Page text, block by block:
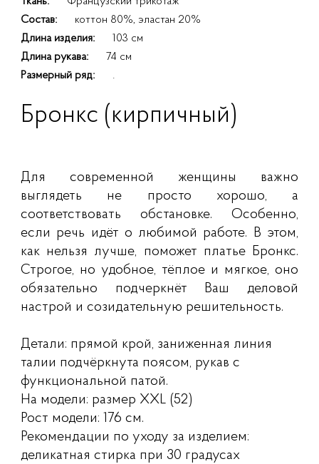
Состав:
коттон 80%, эластан 20%
Длина изделия:
103 см
Длина рукава:
74 см
Размерный ряд:
.
Бронкс (кирпичный)
Для современной женщины важно
выглядеть не просто хорошо, а
соответствовать обстановке. Особенно,
если речь идёт о любимой работе. В этом,
как нельзя лучше, поможет платье Бронкс.
Строгое, но удобное, тёплое и мягкое, оно
обязательно подчеркнёт Ваш деловой
настрой и созидательную решительность.
Детали: прямой крой, заниженная линия
талии подчёркнута поясом, рукав с
функциональной патой.
На модели: размер XXL (52)
Рост модели: 176 см.
Рекомендации по уходу за изделием:
деликатная стирка при 30 градусах